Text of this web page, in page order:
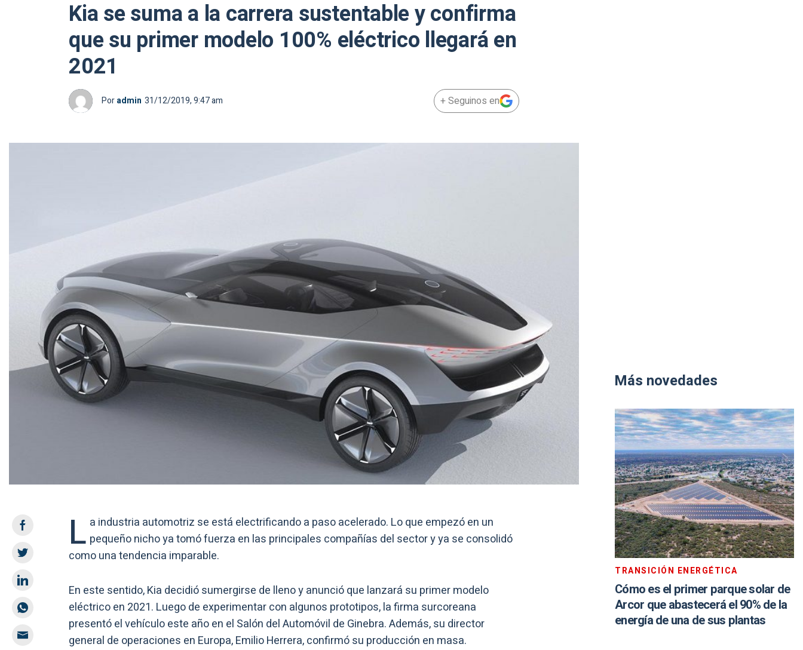
Kia se suma a la carrera sustentable y confirma
que su primer modelo 100% eléctrico llegará en
2021
Poradmin 31/12/2019, 9:47 am + Seguinos en
L a industria automotriz se está electrificando a paso acelerado. Lo que empezó en un
pequeño nicho ya tomó fuerza en las principales compañías del sector y ya se consolidó
como una tendencia imparable.
En este sentido, Kia decidió sumergirse de lleno y anunció que lanzará su primer modelo
eléctrico en 2021. Luego de experimentar con algunos prototipos, la firma surcoreana
presentó el vehículo este año en el Salón del Automóvil de Ginebra. Además, su director
general de operaciones en Europa, Emilio Herrera, confirmó su producción en masa.
Más novedades
TRANSICIÓN ENERGÉTICA
Cómo es el primer parque solar de
Arcor que abastecerá el 90% de la
energía de una de sus plantas